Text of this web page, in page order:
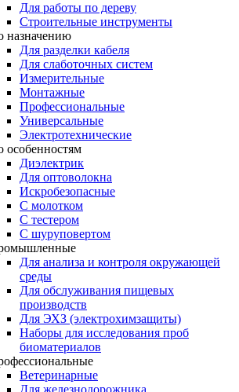
Для работы по дереву
Строительные инструменты
назначению
Для разделки кабеля
Для слаботочных систем
Измерительные
Монтажные
Профессиональные
Универсальные
Электротехнические
особенностям
Диэлектрик
Для оптоволокна
Искробезопасные
С молотком
С тестером
С шуруповертом
Для анализа и контроля окружающей
среды
Для обслуживания пищевых
производств
Для ЭХЗ (электрохимзащиты)
Наборы для исследования проб
биоматериалов
Ветеринарные
Для железнодорожника